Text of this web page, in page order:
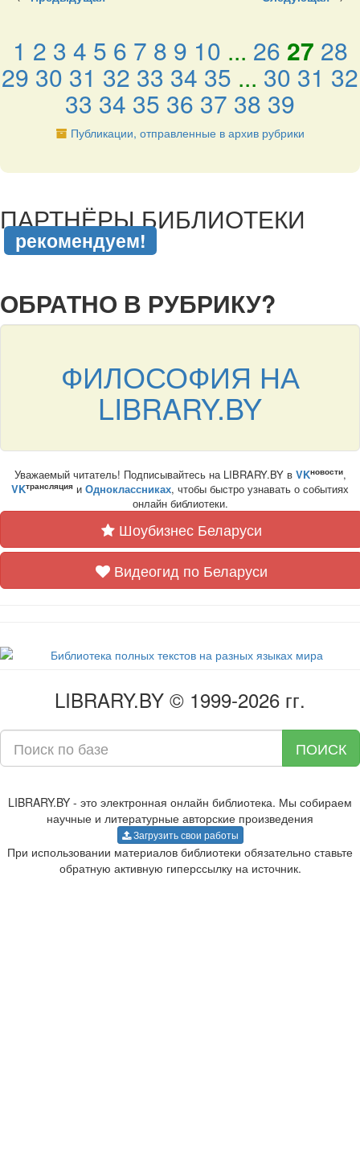
1 2 3 4 5 6 7 8 9 10 ... 26 27 28
29 30 31 32 33 34 35 ... 30 31 32
33 34 35 36 37 38 39
Публикации, отправленные в архив рубрики
ПАРТНЁРЫ БИБЛИОТЕКИ
рекомендуем!
ОБРАТНО В РУБРИКУ?
ФИЛОСОФИЯ НА
LIBRARY.BY
Уважаемый читатель! Подписывайтесь на LIBRARY.BY в VKновости,
VKтрансляция и Одноклассниках, чтобы быстро узнавать о событиях
онлайн библиотеки.
Шоубизнес Беларуси
Видеогид по Беларуси
LIBRARY.BY © 1999-2026 гг.
ПОИСК
LIBRARY.BY - это электронная онлайн библиотека. Мы собираем
научные и литературные авторские произведения
Загрузить свои работы
При использовании материалов библиотеки обязательно ставьте
обратную активную гиперссылку на источник.